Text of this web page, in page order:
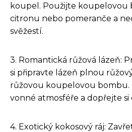
koupel. Použijte koupelovou
citronu nebo pomeranče a
svěžestí.
3. Romantická růžová lázeň:
si připravte lázeň plnou
růžovou koupelovou bombu.
vonné atmosféře a dopřejte
4. Exotický kokosový ráj: